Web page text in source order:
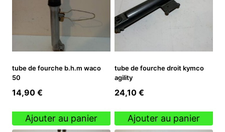
tube de fourche b.h.m waco
50
14,90 €
Ajouter au panier
tube de fourche droit kymco
agility
24,10 €
Ajouter au panier